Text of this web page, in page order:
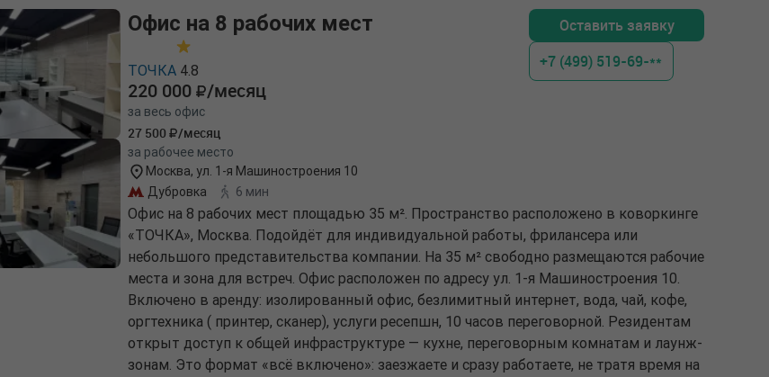
Офис на 8 рабочих мест
ТОЧКА 4.8
220 000 /месяц
за весь офис
27 500 /месяц
за рабочее место
Москва, ул. 1-я Машиностроения 10
Дубровка
6 мин
Офис на 8 рабочих мест площадью 35 м². Пространство расположено в коворкинге
«ТОЧКА», Москва. Подойдёт для индивидуальной работы, фрилансера или
небольшого представительства компании. На 35 м² свободно размещаются рабочие
места и зона для встреч. Офис расположен по адресу ул. 1-я Машиностроения 10.
Включено в аренду: изолированный офис, безлимитный интернет, вода, чай, кофе,
оргтехника ( принтер, сканер), услуги ресепшн, 10 часов переговорной. Резидентам
открыт доступ к общей инфраструктуре — кухне, переговорным комнатам и лаунж-
зонам. Это формат «всё включено»: заезжаете и сразу работаете, не тратя время на
Оставить заявку
+7 (499) 519-69-**